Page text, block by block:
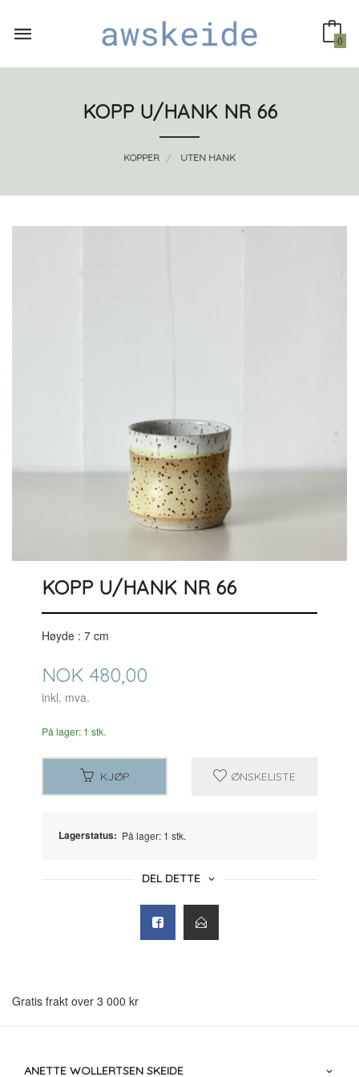
innholdet
0
KOPP U/HANK NR 66
KOPPER UTEN HANK
KOPP U/HANK NR 66
Høyde : 7 cm
Pris
NOK 480,00
inkl. mva.
På lager: 1 stk.
KJØP ØNSKELISTE
Lagerstatus: På lager: 1 stk.
DEL DETTE
Gratis frakt over 3 000 kr
ANETTE WOLLERTSEN SKEIDE